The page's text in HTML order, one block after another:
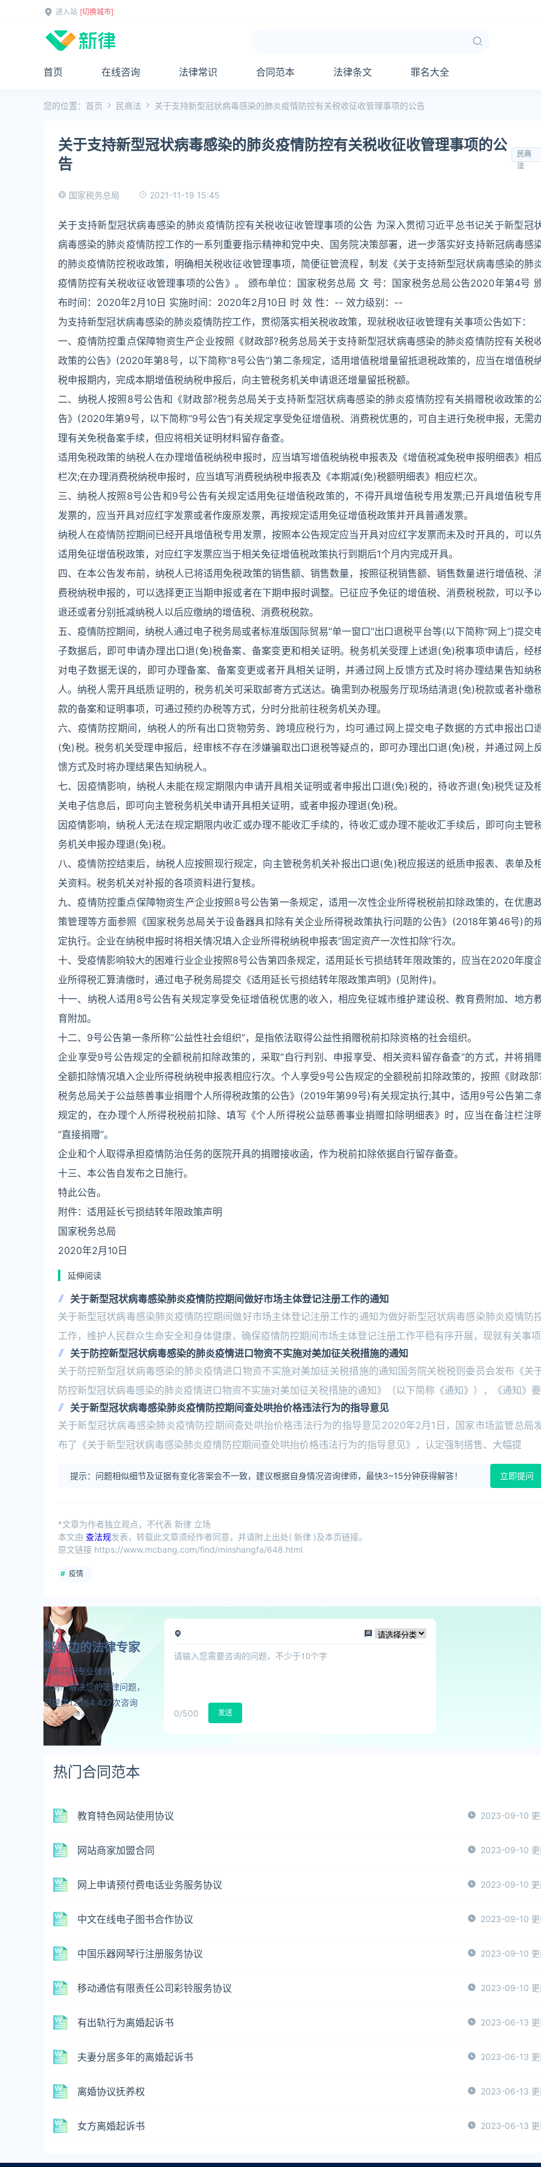
进入站 [切换城市]
首页 在线咨询 法律常识 合同范本 法律条文 罪名大全
您的位置： 首页 民商法 关于支持新型冠状病毒感染的肺炎疫情防控有关税收征收管理事项的公告
关于支持新型冠状病毒感染的肺炎疫情防控有关税收征收管理事项的公
告
民商
法
国家税务总局 2021-11-19 15:45
关于支持新型冠状病毒感染的肺炎疫情防控有关税收征收管理事项的公告 为深入贯彻习近平总书记关于新型冠
病毒感染的肺炎疫情防控工作的一系列重要指示精神和党中央、国务院决策部署，进一步落实好支持新冠病毒感
的肺炎疫情防控税收政策，明确相关税收征收管理事项，简便征管流程，制发《关于支持新型冠状病毒感染的肺
疫情防控有关税收征收管理事项的公告》。 颁布单位：国家税务总局 文 号：国家税务总局公告2020年第4号
布时间：2020年2月10日 实施时间：2020年2月10日 时 效 性：-- 效力级别：--
为支持新型冠状病毒感染的肺炎疫情防控工作，贯彻落实相关税收政策，现就税收征收管理有关事项公告如下：
一、疫情防控重点保障物资生产企业按照《财政部?税务总局关于支持新型冠状病毒感染的肺炎疫情防控有关税
政策的公告》(2020年第8号，以下简称“8号公告”)第二条规定，适用增值税增量留抵退税政策的，应当在增值税
税申报期内，完成本期增值税纳税申报后，向主管税务机关申请退还增量留抵税额。
二、纳税人按照8号公告和《财政部?税务总局关于支持新型冠状病毒感染的肺炎疫情防控有关捐赠税收政策的
告》(2020年第9号，以下简称“9号公告”)有关规定享受免征增值税、消费税优惠的，可自主进行免税申报，无需
理有关免税备案手续，但应将相关证明材料留存备查。
适用免税政策的纳税人在办理增值税纳税申报时，应当填写增值税纳税申报表及《增值税减免税申报明细表》相
栏次;在办理消费税纳税申报时，应当填写消费税纳税申报表及《本期减(免)税额明细表》相应栏次。
三、纳税人按照8号公告和9号公告有关规定适用免征增值税政策的，不得开具增值税专用发票;已开具增值税专
发票的，应当开具对应红字发票或者作废原发票，再按规定适用免征增值税政策并开具普通发票。
纳税人在疫情防控期间已经开具增值税专用发票，按照本公告规定应当开具对应红字发票而未及时开具的，可以
适用免征增值税政策，对应红字发票应当于相关免征增值税政策执行到期后1个月内完成开具。
四、在本公告发布前，纳税人已将适用免税政策的销售额、销售数量，按照征税销售额、销售数量进行增值税、
费税纳税申报的，可以选择更正当期申报或者在下期申报时调整。已征应予免征的增值税、消费税税款，可以予
退还或者分别抵减纳税人以后应缴纳的增值税、消费税税款。
五、疫情防控期间，纳税人通过电子税务局或者标准版国际贸易“单一窗口”出口退税平台等(以下简称“网上”)提交
子数据后，即可申请办理出口退(免)税备案、备案变更和相关证明。税务机关受理上述退(免)税事项申请后，经
对电子数据无误的，即可办理备案、备案变更或者开具相关证明，并通过网上反馈方式及时将办理结果告知纳
人。纳税人需开具纸质证明的，税务机关可采取邮寄方式送达。确需到办税服务厅现场结清退(免)税款或者补缴
款的备案和证明事项，可通过预约办税等方式，分时分批前往税务机关办理。
六、疫情防控期间，纳税人的所有出口货物劳务、跨境应税行为，均可通过网上提交电子数据的方式申报出口
(免)税。税务机关受理申报后，经审核不存在涉嫌骗取出口退税等疑点的，即可办理出口退(免)税，并通过网上
馈方式及时将办理结果告知纳税人。
七、因疫情影响，纳税人未能在规定期限内申请开具相关证明或者申报出口退(免)税的，待收齐退(免)税凭证及
关电子信息后，即可向主管税务机关申请开具相关证明，或者申报办理退(免)税。
因疫情影响，纳税人无法在规定期限内收汇或办理不能收汇手续的，待收汇或办理不能收汇手续后，即可向主管
务机关申报办理退(免)税。
八、疫情防控结束后，纳税人应按照现行规定，向主管税务机关补报出口退(免)税应报送的纸质申报表、表单及
关资料。税务机关对补报的各项资料进行复核。
九、疫情防控重点保障物资生产企业按照8号公告第一条规定，适用一次性企业所得税税前扣除政策的，在优惠
策管理等方面参照《国家税务总局关于设备器具扣除有关企业所得税政策执行问题的公告》(2018年第46号)的
定执行。企业在纳税申报时将相关情况填入企业所得税纳税申报表“固定资产一次性扣除”行次。
十、受疫情影响较大的困难行业企业按照8号公告第四条规定，适用延长亏损结转年限政策的，应当在2020年度
业所得税汇算清缴时，通过电子税务局提交《适用延长亏损结转年限政策声明》(见附件)。
十一、纳税人适用8号公告有关规定享受免征增值税优惠的收入，相应免征城市维护建设税、教育费附加、地方
育附加。
十二、9号公告第一条所称“公益性社会组织”，是指依法取得公益性捐赠税前扣除资格的社会组织。
企业享受9号公告规定的全额税前扣除政策的，采取“自行判别、申报享受、相关资料留存备查”的方式，并将捐
全额扣除情况填入企业所得税纳税申报表相应行次。个人享受9号公告规定的全额税前扣除政策的，按照《财政部
税务总局关于公益慈善事业捐赠个人所得税政策的公告》(2019年第99号)有关规定执行;其中，适用9号公告第二
规定的，在办理个人所得税税前扣除、填写《个人所得税公益慈善事业捐赠扣除明细表》时，应当在备注栏注
“直接捐赠”。
企业和个人取得承担疫情防治任务的医院开具的捐赠接收函，作为税前扣除依据自行留存备查。
十三、本公告自发布之日施行。
特此公告。
附件：适用延长亏损结转年限政策声明
国家税务总局
2020年2月10日
延伸阅读
关于新型冠状病毒感染肺炎疫情防控期间做好市场主体登记注册工作的通知
关于新型冠状病毒感染肺炎疫情防控期间做好市场主体登记注册工作的通知为做好新型冠状病毒感染肺炎疫情防
工作，维护人民群众生命安全和身体健康，确保疫情防控期间市场主体登记注册工作平稳有序开展，现就有关事项
关于防控新型冠状病毒感染的肺炎疫情进口物资不实施对美加征关税措施的通知
关于防控新型冠状病毒感染的肺炎疫情进口物资不实施对美加征关税措施的通知国务院关税税则委员会发布《关
防控新型冠状病毒感染的肺炎疫情进口物资不实施对美加征关税措施的通知》（以下简称《通知》），《通知》要
关于新型冠状病毒感染肺炎疫情防控期间查处哄抬价格违法行为的指导意见
关于新型冠状病毒感染肺炎疫情防控期间查处哄抬价格违法行为的指导意见2020年2月1日，国家市场监管总局
布了《关于新型冠状病毒感染肺炎疫情防控期间查处哄抬价格违法行为的指导意见》，认定强制搭售、大幅提
提示：问题相似细节及证据有变化答案会不一致，建议根据自身情况咨询律师，最快3~15分钟获得解答！ 立即提问
*文章为作者独立观点，不代表 新律 立场
本文由 查法规发表，转载此文章须经作者同意，并请附上出处( 新律 )及本页链接。
原文链接 https://www.mcbang.com/find/minshangfa/648.html
疫情
您身边的法律专家
快速匹配专业律师，
一对一解决您的法律问题，
已提供12,164,427次咨询
0/500 发送
热门合同范本
教育特色网站使用协议 2023-09-10 更
网站商家加盟合同 2023-09-10 更
网上申请预付费电话业务服务协议 2023-09-10 更
中文在线电子图书合作协议 2023-09-10 更
中国乐器网琴行注册服务协议 2023-09-10 更
移动通信有限责任公司彩铃服务协议 2023-09-10 更
有出轨行为离婚起诉书 2023-06-13 更
夫妻分居多年的离婚起诉书 2023-06-13 更
离婚协议抚养权 2023-06-13 更
女方离婚起诉书 2023-06-13 更